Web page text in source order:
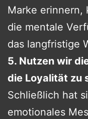
Marke erinnern,
die mentale
das langfristige
5. Nutzen wir
die Loyalität zu
Schließlich hat
emotionales